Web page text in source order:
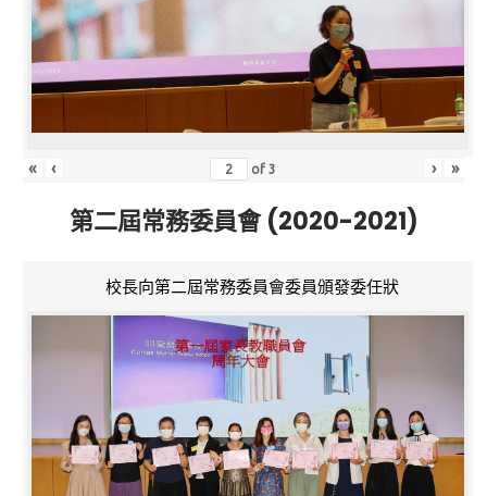
« ‹ of3 › »
第二屆常務委員會 (2020-2021)
校長向第二屆常務委員會委員頒發委任狀